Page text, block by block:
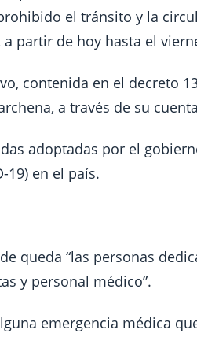
el tránsito y la
partir de hoy hasta el
contenida en el decreto
a través de su
adoptadas por el
19) en el país.
queda “las personas
y personal médico”.
emergencia médica